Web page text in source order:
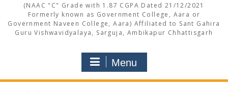
(NAAC "C" Grade with 1.87 CGPA Dated 21/12/2021
Formerly known as Government College, Aara or
Government Naveen College, Aara) Affiliated to Sant Gahira
Guru Vishwavidyalaya, Sarguja, Ambikapur Chhattisgarh
Menu